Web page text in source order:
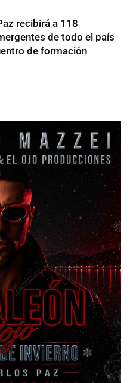
recibirá a 118
de todo el país
de formación